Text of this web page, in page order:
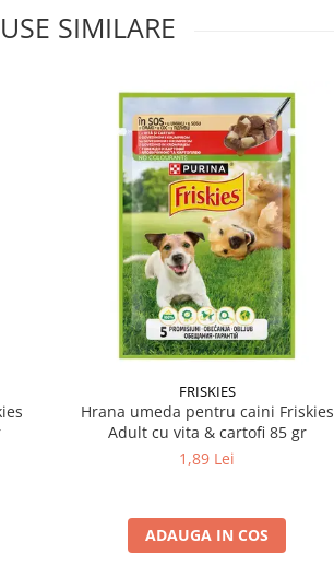
SIMILARE
FRISKIES
Hrana umeda pentru caini Friskies
Adult cu vita & cartofi 85 gr
1,89 Lei
ADAUGA IN COS